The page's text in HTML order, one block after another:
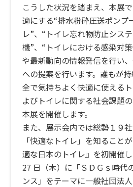
こうした状況を踏まえ、本展
適にする“排水粉砕圧送ポンプ
レ”、“トイレ忘れ物防止シス
機”、“トイレにおける感染対
や最新動向の情報発信を行い
への提案を行います。誰もが
全で気持ちよく快適に使える
よびトイレに関する社会課題
本展を開催します。
また、展示会内では総勢１９
「快適なトイレ」を知ること
適な日本のトイレ』を初開催
27 日（木）に「ＳＤＧｓ時代
ンス」をテーマに一般社団法